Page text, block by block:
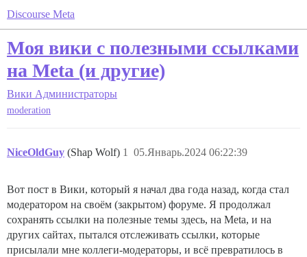
Discourse Meta
Моя вики с полезными ссылками
на Meta (и другие)
Вики Администраторы
moderation
NiceOldGuy (Shap Wolf) 05.Январь.2024 06:22:39
1
Вот пост в Вики, который я начал два года назад, когда стал
модератором на своём (закрытом) форуме. Я продолжал
сохранять ссылки на полезные темы здесь, на Meta, и на
других сайтах, пытался отслеживать ссылки, которые
присылали мне коллеги-модераторы, и всё превратилось в